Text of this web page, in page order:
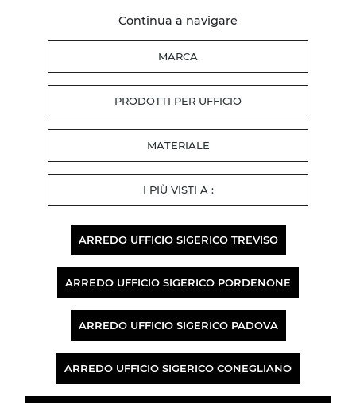
Continua a navigare
MARCA
PRODOTTI PER UFFICIO
MATERIALE
I PIÙ VISTI A :
ARREDO UFFICIO SIGERICO TREVISO
ARREDO UFFICIO SIGERICO PORDENONE
ARREDO UFFICIO SIGERICO PADOVA
ARREDO UFFICIO SIGERICO CONEGLIANO